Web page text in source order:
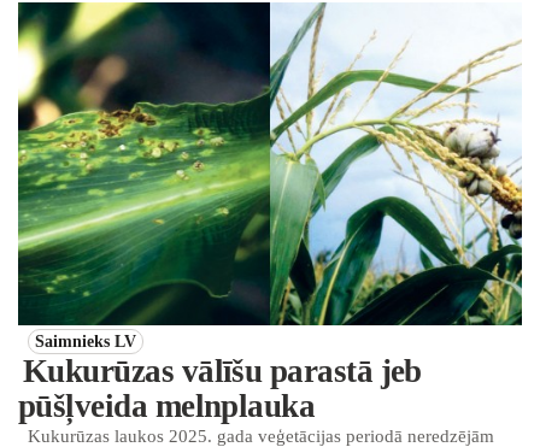
Saimnieks LV
Kukurūzas vālīšu parastā jeb
pūšļveida melnplauka
Kukurūzas laukos 2025. gada veģetācijas periodā neredzējām